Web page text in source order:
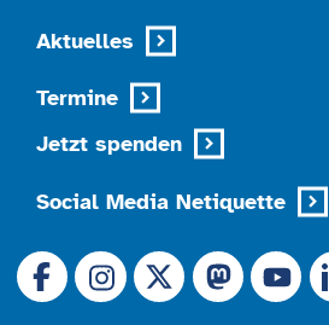
Aktuelles
Termine
Jetzt spenden
Social Media Netiquette
Link zu X (Ex-